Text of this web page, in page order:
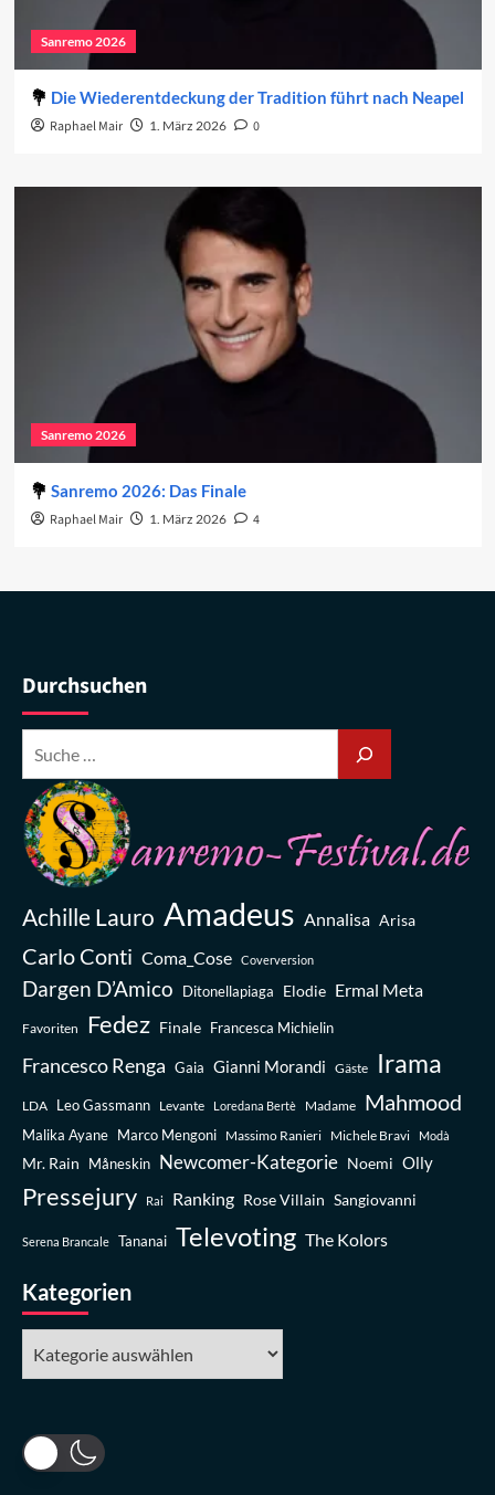
Sanremo 2026
Die Wiederentdeckung der Tradition führt nach Neapel
Raphael Mair 1. März 2026 0
Sanremo 2026
Sanremo 2026: Das Finale
Raphael Mair 1. März 2026 4
Durchsuchen
Achille Lauro Amadeus Annalisa Arisa
Carlo Conti Coma_Cose Coverversion
Dargen D’Amico Ditonellapiaga Elodie Ermal Meta
Favoriten Fedez Finale Francesca Michielin
Francesco Renga Gaia Gianni Morandi Gäste Irama
LDA Leo Gassmann Levante Loredana Bertè Madame Mahmood
Malika Ayane Marco Mengoni Massimo Ranieri Michele Bravi Modà
Mr. Rain Måneskin Newcomer-Kategorie Noemi Olly
Pressejury Rai Ranking Rose Villain Sangiovanni
Serena Brancale Tananai Televoting The Kolors
Kategorien